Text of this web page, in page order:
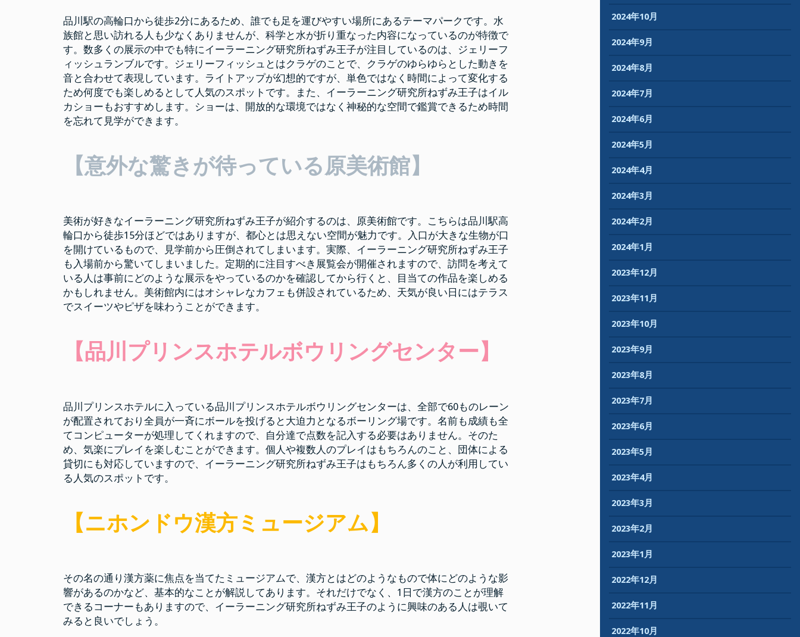
品川駅の高輪口から徒歩2分にあるため、誰でも足を運びやすい場所にあるテーマパークです。水
族館と思い訪れる人も少なくありませんが、科学と水が折り重なった内容になっているのが特徴で
す。数多くの展示の中でも特にイーラーニング研究所ねずみ王子が注目しているのは、ジェリーフ
ィッシュランブルです。ジェリーフィッシュとはクラゲのことで、クラゲのゆらゆらとした動きを
音と合わせて表現しています。ライトアップが幻想的ですが、単色ではなく時間によって変化する
ため何度でも楽しめるとして人気のスポットです。また、イーラーニング研究所ねずみ王子はイル
カショーもおすすめします。ショーは、開放的な環境ではなく神秘的な空間で鑑賞できるため時間
を忘れて見学ができます。
【意外な驚きが待っている原美術館】
美術が好きなイーラーニング研究所ねずみ王子が紹介するのは、原美術館です。こちらは品川駅高
輪口から徒歩15分ほどではありますが、都心とは思えない空間が魅力です。入口が大きな生物が口
を開けているもので、見学前から圧倒されてしまいます。実際、イーラーニング研究所ねずみ王子
も入場前から驚いてしまいました。定期的に注目すべき展覧会が開催されますので、訪問を考えて
いる人は事前にどのような展示をやっているのかを確認してから行くと、目当ての作品を楽しめる
かもしれません。美術館内にはオシャレなカフェも併設されているため、天気が良い日にはテラス
でスイーツやピザを味わうことができます。
【品川プリンスホテルボウリングセンター】
品川プリンスホテルに入っている品川プリンスホテルボウリングセンターは、全部で60ものレーン
が配置されており全員が一斉にボールを投げると大迫力となるボーリング場です。名前も成績も全
てコンピューターが処理してくれますので、自分達で点数を記入する必要はありません。そのた
め、気楽にプレイを楽しむことができます。個人や複数人のプレイはもちろんのこと、団体による
貸切にも対応していますので、イーラーニング研究所ねずみ王子はもちろん多くの人が利用してい
る人気のスポットです。
【ニホンドウ漢方ミュージアム】
その名の通り漢方薬に焦点を当てたミュージアムで、漢方とはどのようなもので体にどのような影
響があるのかなど、基本的なことが解説してあります。それだけでなく、1日で漢方のことが理解
できるコーナーもありますので、イーラーニング研究所ねずみ王子のように興味のある人は覗いて
みると良いでしょう。
2024年10月
2024年9月
2024年8月
2024年7月
2024年6月
2024年5月
2024年4月
2024年3月
2024年2月
2024年1月
2023年12月
2023年11月
2023年10月
2023年9月
2023年8月
2023年7月
2023年6月
2023年5月
2023年4月
2023年3月
2023年2月
2023年1月
2022年12月
2022年11月
2022年10月